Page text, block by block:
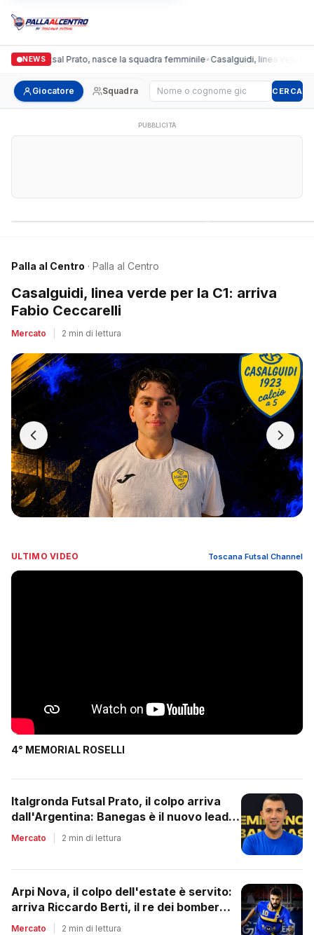
NEWS
Futsal Prato, nasce la squadra femminile•Casalguidi, linea verde per la
Giocatore Squadra Cerca giocatore CERCA
PUBBLICITÀ
Palla al Centro · Palla al Centro
Casalguidi, linea verde per la C1: arriva
Fabio Ceccarelli
Mercato 2 min di lettura
ULTIMO VIDEO Toscana Futsal Channel
4° MEMORIAL ROSELLI
Italgronda Futsal Prato, il colpo arriva
dall'Argentina: Banegas è il nuovo leader
dei biancazzurri
Mercato 2 min di lettura
Arpi Nova, il colpo dell'estate è servito:
arriva Riccardo Berti, il re dei bomber
toscani
Mercato 2 min di lettura